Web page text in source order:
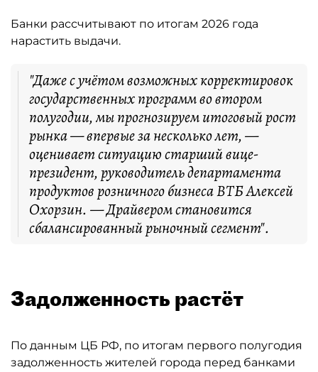
Банки рассчитывают по итогам 2026 года
нарастить выдачи.
"Даже с учётом возможных корректировок
государственных программ во втором
полугодии, мы прогнозируем итоговый рост
рынка — впервые за несколько лет, —
оценивает ситуацию старший вице-
президент, руководитель департамента
продуктов розничного бизнеса ВТБ Алексей
Охорзин. — Драйвером становится
сбалансированный рыночный сегмент".
Задолженность растёт
По данным ЦБ РФ, по итогам первого полугодия
задолженность жителей города перед банками